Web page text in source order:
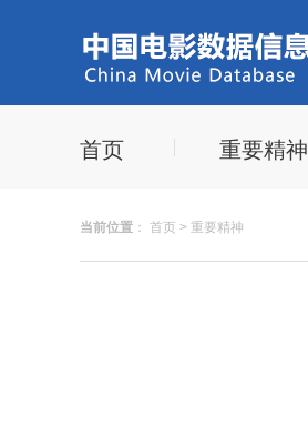
首页 重要精神
当前位置 ： 首页 > 重要精神